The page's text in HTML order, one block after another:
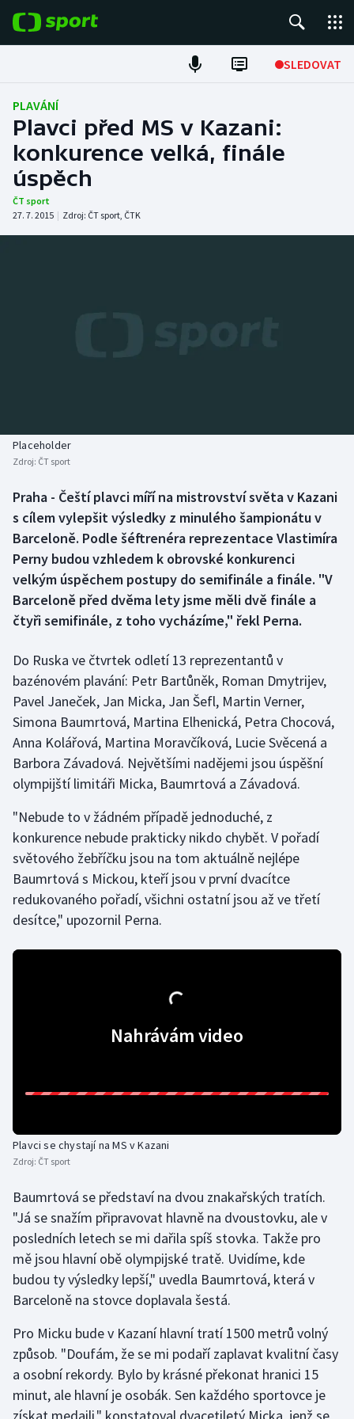
SLEDOVAT
Fotbal
Hokej
Tenis
Atletika
Biatlon
Box
Curling
Dostihy
Florbal
Futsal
Golf
Gymnastika
Házená
Jezdectví
Judo
Krasobruslení
Olympijské hry
Plavání
Plážový volejbal
Ragby
Rychlobruslení
Short track
Sportovní střelba
Aplikace ČT sport
PLAVÁNÍ
Plavci před MS v Kazani:
konkurence velká, finále
úspěch
ČT sport
27. 7. 2015 | Zdroj: ČT sport, ČTK
Placeholder
Zdroj: ČT sport
Praha - Čeští plavci míří na mistrovství světa v Kazani
s cílem vylepšit výsledky z minulého šampionátu v
Barceloně. Podle šéftrenéra reprezentace Vlastimíra
Perny budou vzhledem k obrovské konkurenci
velkým úspěchem postupy do semifinále a finále. "V
Barceloně před dvěma lety jsme měli dvě finále a
čtyři semifinále, z toho vycházíme," řekl Perna.
Do Ruska ve čtvrtek odletí 13 reprezentantů v
bazénovém plavání: Petr Bartůněk, Roman Dmytrijev,
Pavel Janeček, Jan Micka, Jan Šefl, Martin Verner,
Simona Baumrtová, Martina Elhenická, Petra Chocová,
Anna Kolářová, Martina Moravčíková, Lucie Svěcená a
Barbora Závadová. Největšími nadějemi jsou úspěšní
olympijští limitáři Micka, Baumrtová a Závadová.
"Nebude to v žádném případě jednoduché, z
konkurence nebude prakticky nikdo chybět. V pořadí
světového žebříčku jsou na tom aktuálně nejlépe
Baumrtová s Mickou, kteří jsou v první dvacítce
redukovaného pořadí, všichni ostatní jsou až ve třetí
desítce," upozornil Perna.
Nahrávám video
Plavci se chystají na MS v Kazani
Zdroj: ČT sport
Baumrtová se představí na dvou znakařských tratích.
"Já se snažím připravovat hlavně na dvoustovku, ale v
posledních letech se mi dařila spíš stovka. Takže pro
mě jsou hlavní obě olympijské tratě. Uvidíme, kde
budou ty výsledky lepší," uvedla Baumrtová, která v
Barceloně na stovce doplavala šestá.
Pro Micku bude v Kazaní hlavní tratí 1500 metrů volný
způsob. "Doufám, že se mi podaří zaplavat kvalitní časy
a osobní rekordy. Bylo by krásné překonat hranici 15
minut, ale hlavní je osobák. Sen každého sportovce je